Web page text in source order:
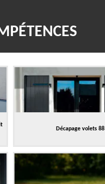
Décapage volets 88